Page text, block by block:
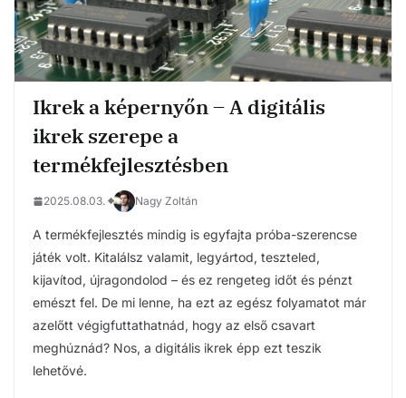
Ikrek a képernyőn – A digitális
ikrek szerepe a
termékfejlesztésben
2025.08.03. Nagy Zoltán
A termékfejlesztés mindig is egyfajta próba-szerencse
játék volt. Kitalálsz valamit, legyártod, teszteled,
kijavítod, újragondolod – és ez rengeteg időt és pénzt
emészt fel. De mi lenne, ha ezt az egész folyamatot már
azelőtt végigfuttathatnád, hogy az első csavart
meghúznád? Nos, a digitális ikrek épp ezt teszik
lehetővé.